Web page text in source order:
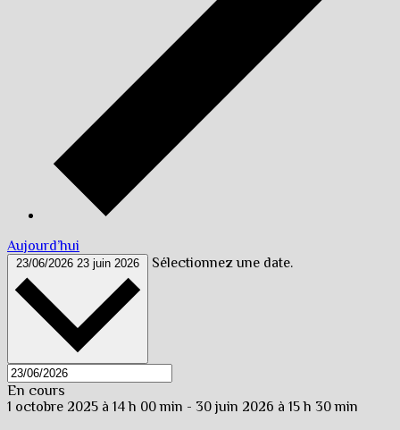
Aujourd’hui
23/06/2026 23 juin 2026 Sélectionnez une date.
En cours
1 octobre 2025 à 14 h 00 min - 30 juin 2026 à 15 h 30 min